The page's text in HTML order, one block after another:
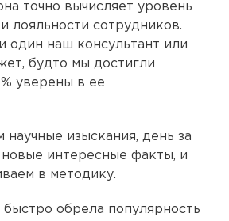
точно вычисляет уровень
лояльности сотрудников.
один наш консультант или
будто мы достигли
уверены в ее
изыскания, день за
интересные факты, и
в методику.
обрела популярность